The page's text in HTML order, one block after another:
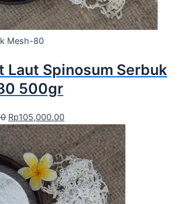
Mesh-80
Laut Spinosum Serbuk
500gr
Rp105,000.00